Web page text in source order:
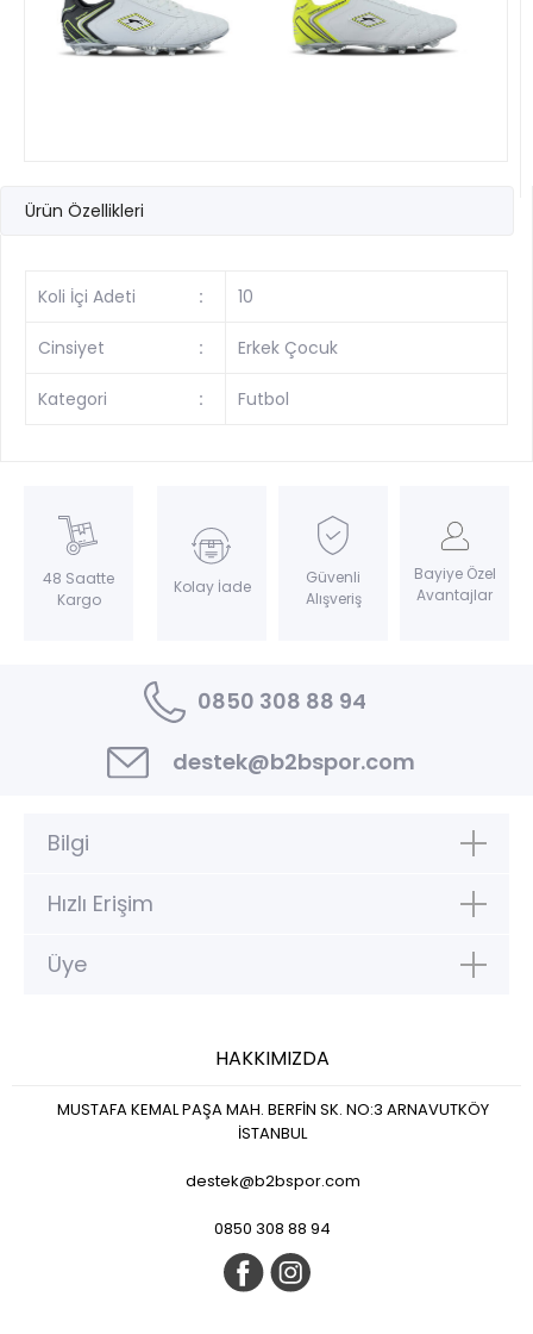
Ürün Özellikleri
Koli İçi Adeti : 10
Cinsiyet : Erkek Çocuk
Kategori : Futbol
48 Saatte
Kargo
Kolay İade
Güvenli
Alışveriş
Bayiye Özel
Avantajlar
0850 308 88 94
destek@b2bspor.com
Bilgi
Hızlı Erişim
Üye
HAKKIMIZDA
MUSTAFA KEMAL PAŞA MAH. BERFİN SK. NO:3 ARNAVUTKÖY
İSTANBUL
destek@b2bspor.com
0850 308 88 94